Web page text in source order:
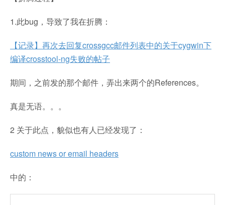
1.此bug，导致了我在折腾：
【记录】再次去回复crossgcc邮件列表中的关于cygwin下
编译crosstool-ng失败的帖子
期间，之前发的那个邮件，弄出来两个的References。
真是无语。。。
2 关于此点，貌似也有人已经发现了：
custom news or email headers
中的：